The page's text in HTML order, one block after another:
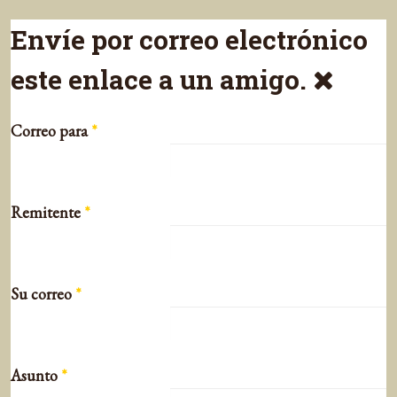
Envíe por correo electrónico
este enlace a un amigo.
Correo para*
Remitente *
Su correo *
Asunto *